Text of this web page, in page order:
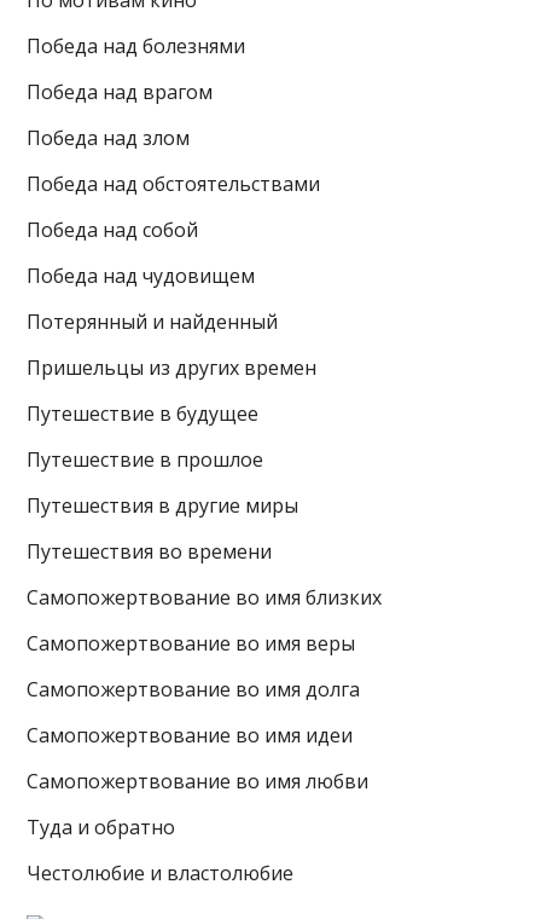
Победа над болезнями
Победа над врагом
Победа над злом
Победа над обстоятельствами
Победа над собой
Победа над чудовищем
Потерянный и найденный
Пришельцы из других времен
Путешествие в будущее
Путешествие в прошлое
Путешествия в другие миры
Путешествия во времени
Самопожертвование во имя близких
Самопожертвование во имя веры
Самопожертвование во имя долга
Самопожертвование во имя идеи
Самопожертвование во имя любви
Туда и обратно
Честолюбие и властолюбие